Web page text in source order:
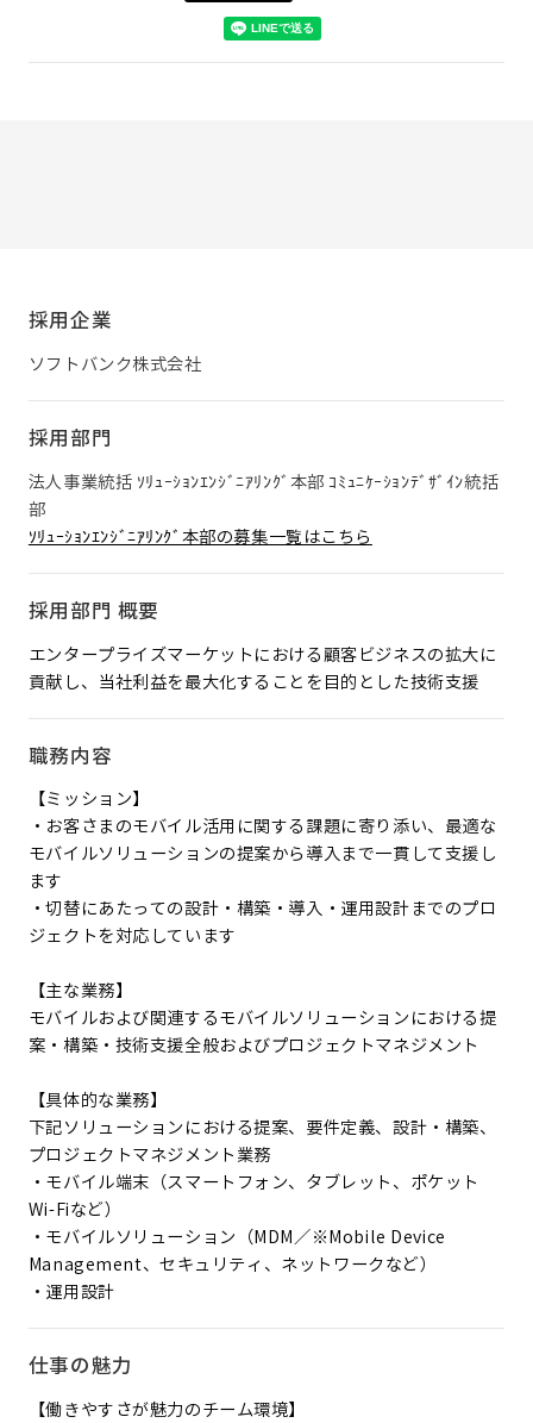
採用企業
ソフトバンク株式会社
採用部門
法人事業統括 ｿﾘｭｰｼｮﾝｴﾝｼﾞﾆｱﾘﾝｸﾞ本部 ｺﾐｭﾆｹｰｼｮﾝﾃﾞｻﾞｲﾝ統括
部
ｿﾘｭｰｼｮﾝｴﾝｼﾞﾆｱﾘﾝｸﾞ本部の募集一覧はこちら
採用部門 概要
エンタープライズマーケットにおける顧客ビジネスの拡大に
貢献し、当社利益を最大化することを目的とした技術支援
職務内容
【ミッション】
・お客さまのモバイル活用に関する課題に寄り添い、最適な
モバイルソリューションの提案から導入まで一貫して支援し
ます
・切替にあたっての設計・構築・導入・運用設計までのプロ
ジェクトを対応しています
【主な業務】
モバイルおよび関連するモバイルソリューションにおける提
案・構築・技術支援全般およびプロジェクトマネジメント
【具体的な業務】
下記ソリューションにおける提案、要件定義、設計・構築、
プロジェクトマネジメント業務
・モバイル端末（スマートフォン、タブレット、ポケット
Wi-Fiなど）
・モバイルソリューション（MDM／※Mobile Device
Management、セキュリティ、ネットワークなど）
・運用設計
仕事の魅力
【働きやすさが魅力のチーム環境】